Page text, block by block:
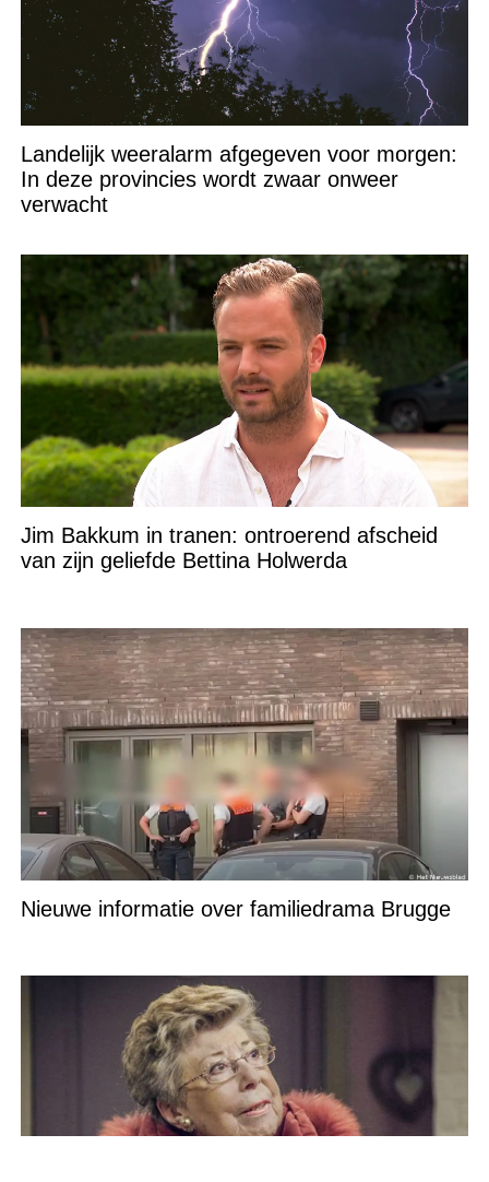
Landelijk weeralarm afgegeven voor morgen:
In deze provincies wordt zwaar onweer
verwacht
Jim Bakkum in tranen: ontroerend afscheid
van zijn geliefde Bettina Holwerda
Nieuwe informatie over familiedrama Brugge